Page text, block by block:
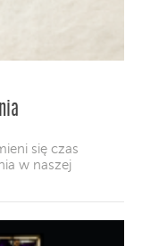
się czas
w naszej